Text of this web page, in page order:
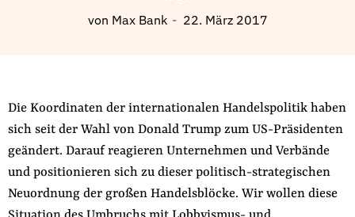
Projektspende
Testamentsspende
Presse
Newsletter
Appelle unterzeichnen
von Max Bank 22. März 2017
Die Koordinaten der internationalen Handelspolitik haben
sich seit der Wahl von Donald Trump zum US-Präsidenten
geändert. Darauf reagieren Unternehmen und Verbände
und positionieren sich zu dieser politisch-strategischen
Neuordnung der großen Handelsblöcke. Wir wollen diese